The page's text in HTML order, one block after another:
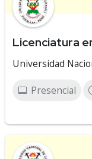
Licenciatura
Universidad
Presencial